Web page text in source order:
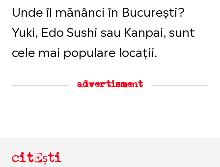
Unde îl mănânci în București?
Yuki, Edo Sushi sau Kanpai, sunt
cele mai populare locații.
advertisment
citEști